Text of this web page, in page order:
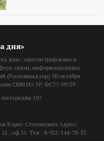
дня»
дня» зарегистрировано в
связи, информационных
(Роскомнадзор) 30 октября
СМИ ИА № ФС77-59739
18+
Борис Степанович Адрес:
12., оф.31. Тел.: 8-922-144-78-53